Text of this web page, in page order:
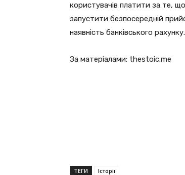
користувачів платити за те,
запустити безпосередній
наявність банківського рахунку.
За матеріалами: thestoic.me
ТЕГИ Історії